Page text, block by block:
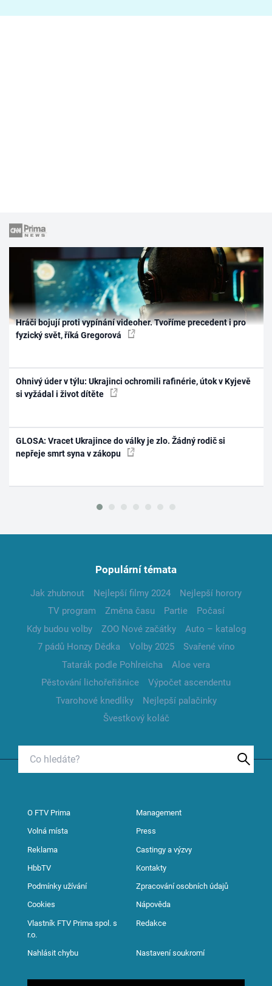
Hráči bojují proti vypínání videoher. Tvoříme precedent i pro
fyzický svět, říká Gregorová
Ohnivý úder v týlu: Ukrajinci ochromili rafinérie, útok v Kyjevě
si vyžádal i život dítěte
GLOSA: Vracet Ukrajince do války je zlo. Žádný rodič si
nepřeje smrt syna v zákopu
Populární témata
Jak zhubnout Nejlepší filmy 2024
Nejlepší horory
TV program
Změna času Partie
Počasí
Kdy budou volby
ZOO Nové začátky
Auto – katalog
7 pádů Honzy Dědka
Volby 2025
Svařené víno
Tatarák podle Pohlreicha
Aloe vera
Pěstování lichořeřišnice
Výpočet ascendentu
Tvarohové knedlíky
Nejlepší palačinky
Švestkový koláč
O FTV Prima Management
Volná místa Press
Reklama Castingy a výzvy
HbbTV Kontakty
Podmínky užívání Zpracování osobních údajů
Cookies Nápověda
Vlastník FTV Prima spol. s
r.o.
Redakce
Nahlásit chybu Nastavení soukromí